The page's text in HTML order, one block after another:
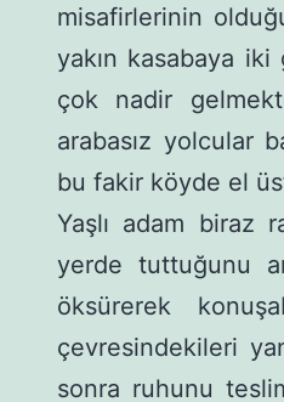
misafirlerinin
yakın kasabaya
çok nadir
arabasız yolcular
bu fakir köyde el
Yaşlı adam biraz
yerde tuttuğunu
öksürerek
çevresindekileri
sonra ruhunu